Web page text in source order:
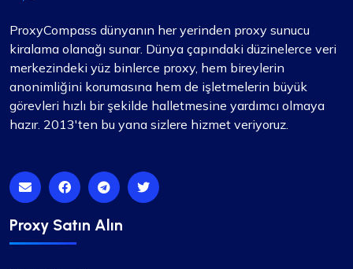
süreli kullanım için mükemmeldir. Bir ay boyunca
kullandım ve uzattığım zaman tatlı bir indirim
yakaladım. Kesinlikle Proxycompass.com'u
öneriyorum ve bundan sonra da onlara bağlı
kalmayı planlıyorum. 👍🙂
Mia Allen
ProxyCompass dünyanın her yerinden proxy sunucu
kiralama olanağı sunar. Dünya çapındaki düzinelerce veri
merkezindeki yüz binlerce proxy, hem bireylerin
anonimliğini korumasına hem de işletmelerin büyük
görevleri hızlı bir şekilde halletmesine yardımcı olmaya
hazır. 2013'ten bu yana sizlere hizmet veriyoruz.
Proxy Satın Alın